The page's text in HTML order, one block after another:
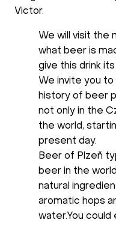
Victor.
We will visit the
what beer is
give this drink
We invite you
history of beer
not only in the
the world,
present day.
Beer of Plzeň
beer in the
natural
aromatic hops
water.You